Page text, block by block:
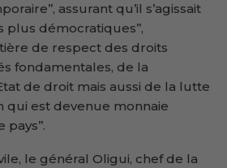
assurant qu’il s’agissait
plus démocratiques’’,
de respect des droits
fondamentales, de la
de droit mais aussi de la lutte
est devenue monnaie
le général Oligui, chef de la